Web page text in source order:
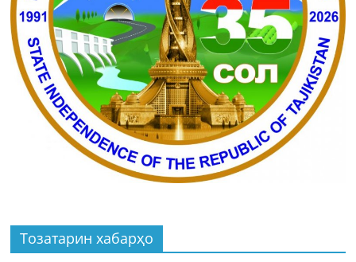
Тозатарин хабарҳо